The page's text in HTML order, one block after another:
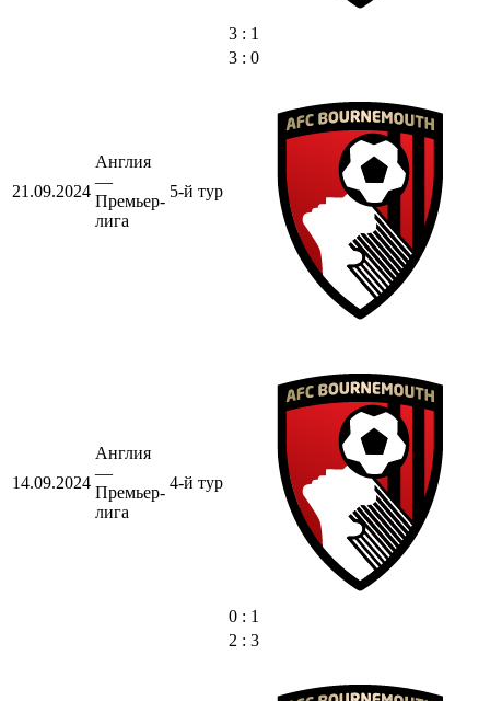
3 : 1
21.09.2024
Англия
—
Премьер-
лига
5-й тур
3 : 0
14.09.2024
Англия
—
Премьер-
лига
4-й тур
0 : 1
2 : 3